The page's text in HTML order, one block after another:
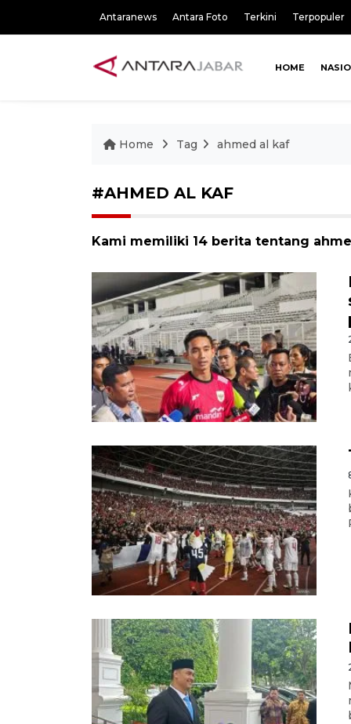
Antaranews Antara Foto Terkini Terpopuler
HOME
Home Tag ahmed al kaf
#AHMED AL KAF
Kami memiliki 14 berita tentang